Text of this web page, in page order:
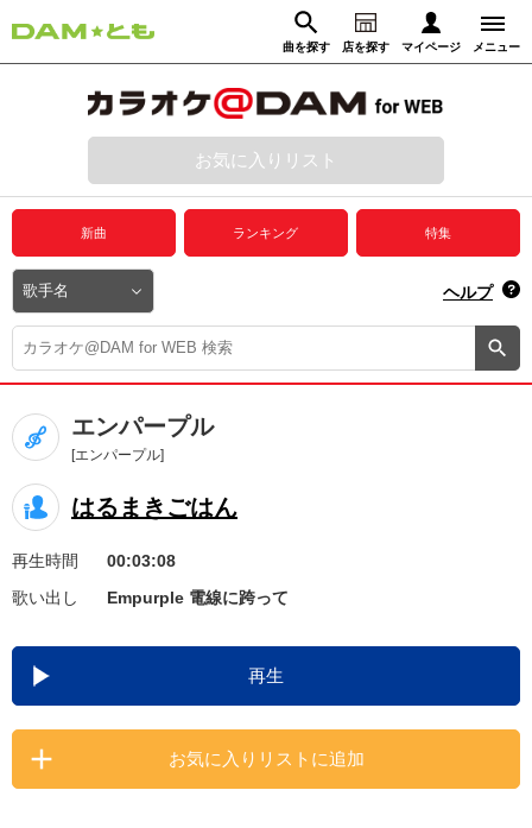
曲を探す 店を探す マイページ メニュー
動画からさがす 録音からさがす
ログイン
プレミアムサービス
DAM★とも動画
DAM★とも録音
カラオケ＠DAM
ユーザー検索
キャンペーン
お知らせ よくあるご質問
DAMの新曲・ランキングなど
カラオケ最新情報をチェック！
お気に入りリスト
新曲 ランキング 特集
ヘルプ
エンパープル
[エンパープル]
はるまきごはん
再生時間
00:03:08
歌い出し
Empurple 電線に跨って
再生
お気に入りリストに追加